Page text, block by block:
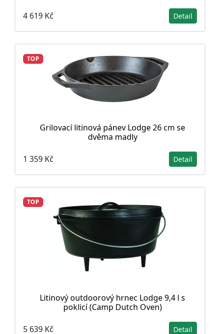
4 619 Kč Detail
TOP
Grilovací litinová pánev Lodge 26 cm se
dvěma madly
1 359 Kč Detail
TOP
Litinový outdoorový hrnec Lodge 9,4 l s
poklicí (Camp Dutch Oven)
5 639 Kč Detail